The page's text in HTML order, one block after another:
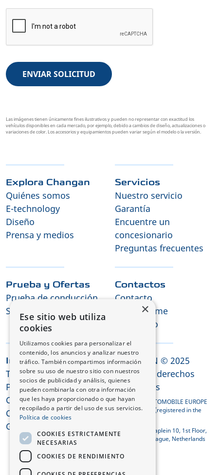
ENVIAR SOLICITUD
Las imágenes tienen únicamente fines ilustrativos y pueden no representar con exactitud los
vehículos disponibles en cada mercado, por ejemplo, debido a cambios de diseño, actualizaciones o
variaciones de color. Los accesorios y equipamientos pueden variar según el modelo o la versión.
Explora Changan
Quiénes somos
E-technology
Diseño
Prensa y medios
Servicios
Nuestro servicio
Garantía
Encuentre un
concesionario
Preguntas frecuentes
Prueba y Ofertas
Prueba de conducción
Solicitud de oferta
Contactos
Contacto
Mantenerme
informado
Información legal
Términos y condiciones
Política de privacidad
Cookies
Cumplimiento REACH
Guía de rescate
CHANGAN © 2025
Todos los derechos
reservados
CHANGAN AUTOMOBILE EUROPE
HOLDING B.V. (registered in the
Koningin Julianaplein 10, 1st Floor,
2595 AA The Hague, Netherlands
×
Ese sitio web utiliza
cookies
Utilizamos cookies para personalizar el
contenido, los anuncios y analizar nuestro
tráfico. También compartimos información
sobre su uso de nuestro sitio con nuestros
socios de publicidad y análisis, quienes
pueden combinarla con otra información
que les haya proporcionado o que hayan
recopilado a partir del uso de sus servicios.
Política de cookies
COOKIES ESTRICTAMENTE
NECESARIAS
COOKIES DE RENDIMIENTO